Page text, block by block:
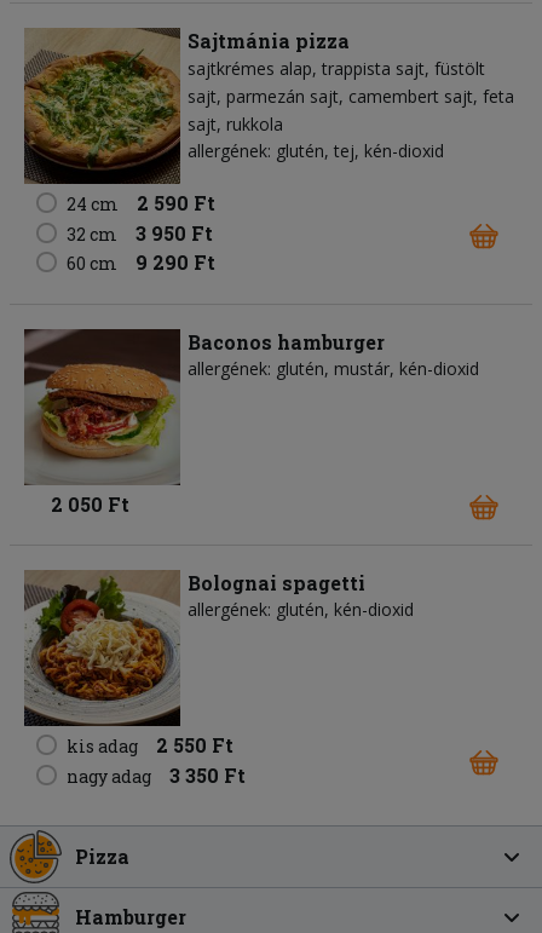
Sajtmánia pizza
sajtkrémes alap trappista sajt füstölt
sajt parmezán sajt camembert sajt feta
sajt rukkola
allergének: glutén, tej, kén-dioxid
24 cm 2 590 Ft
32 cm 3 950 Ft
60 cm 9 290 Ft
Baconos hamburger
allergének: glutén, mustár, kén-dioxid
2 050 Ft
Bolognai spagetti
allergének: glutén, kén-dioxid
kis adag 2 550 Ft
nagy adag 3 350 Ft
Pizza
Hamburger